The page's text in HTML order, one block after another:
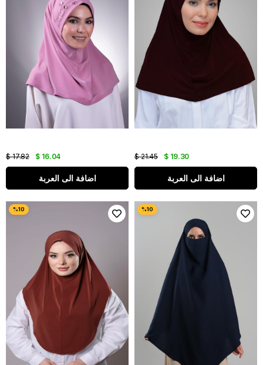
$ 16.04
$ 17.82
اضافة الى العربة
$ 19.30
$ 21.45
اضافة الى العربة